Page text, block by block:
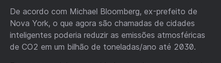
De acordo com Michael Bloomberg, ex-prefeito de
Nova York, o que agora são chamadas de cidades
inteligentes poderia reduzir as emissões atmosféricas
de CO2 em um bilhão de toneladas/ano até 2030.